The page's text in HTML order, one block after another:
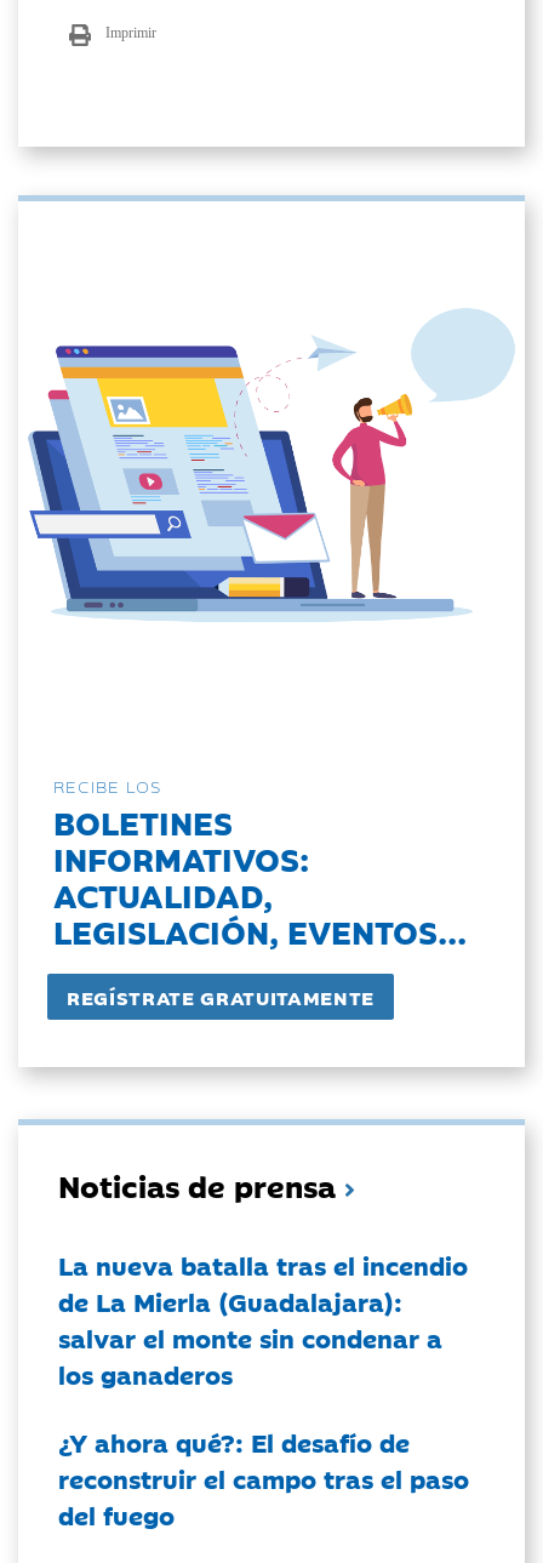
Imprimir
RECIBE LOS
BOLETINES
INFORMATIVOS:
ACTUALIDAD,
LEGISLACIÓN, EVENTOS...
Noticias de prensa
La nueva batalla tras el incendio
de La Mierla (Guadalajara):
salvar el monte sin condenar a
los ganaderos
¿Y ahora qué?: El desafío de
reconstruir el campo tras el paso
del fuego